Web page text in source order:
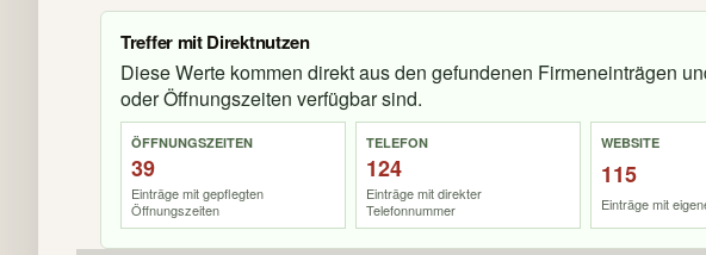
Treffer mit Direktnutzen
Diese Werte kommen direkt aus den gefundenen Firmeneinträgen
oder Öffnungszeiten verfügbar sind.
ÖFFNUNGSZEITEN
39
Einträge mit gepflegten
Öffnungszeiten
TELEFON
124
Einträge mit direkter
Telefonnummer
WEBSITE
115
Einträge mit